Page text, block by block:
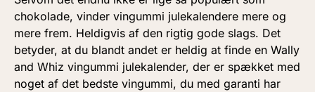
chokolade, vinder vingummi julekalendere mere og
mere frem. Heldigvis af den rigtig gode slags. Det
betyder, at du blandt andet er heldig at finde en Wally
and Whiz vingummi julekalender, der er spækket med
noget af det bedste vingummi, du med garanti har